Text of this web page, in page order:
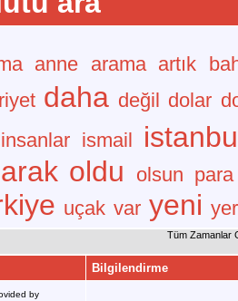
anne arama artık
daha değil dolar
insanlar ismail
oldu olsun para
uçak var yeni
Tüm Zamanlar
Bilgilendirme
by